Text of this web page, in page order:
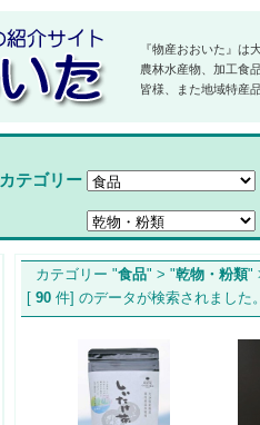
『物産おおいた』は
農林水産物、加工食
皆様、また地域特産
カテゴリー
カテゴリー "食品" > "乾物・粉類"
[ 90 件] のデータが検索されま